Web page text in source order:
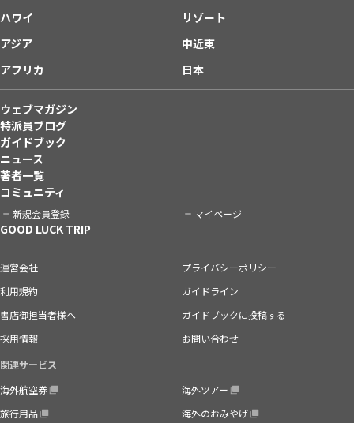
ハワイ
リゾート
アジア
中近東
アフリカ
日本
ウェブマガジン
特派員ブログ
ガイドブック
ニュース
著者一覧
コミュニティ
新規会員登録 マイページ
GOOD LUCK TRIP
運営会社
プライバシーポリシー
利用規約
ガイドライン
書店御担当者様へ
ガイドブックに投稿する
採用情報
お問い合わせ
関連サービス
海外航空券
海外ツアー
旅行用品
海外のおみやげ